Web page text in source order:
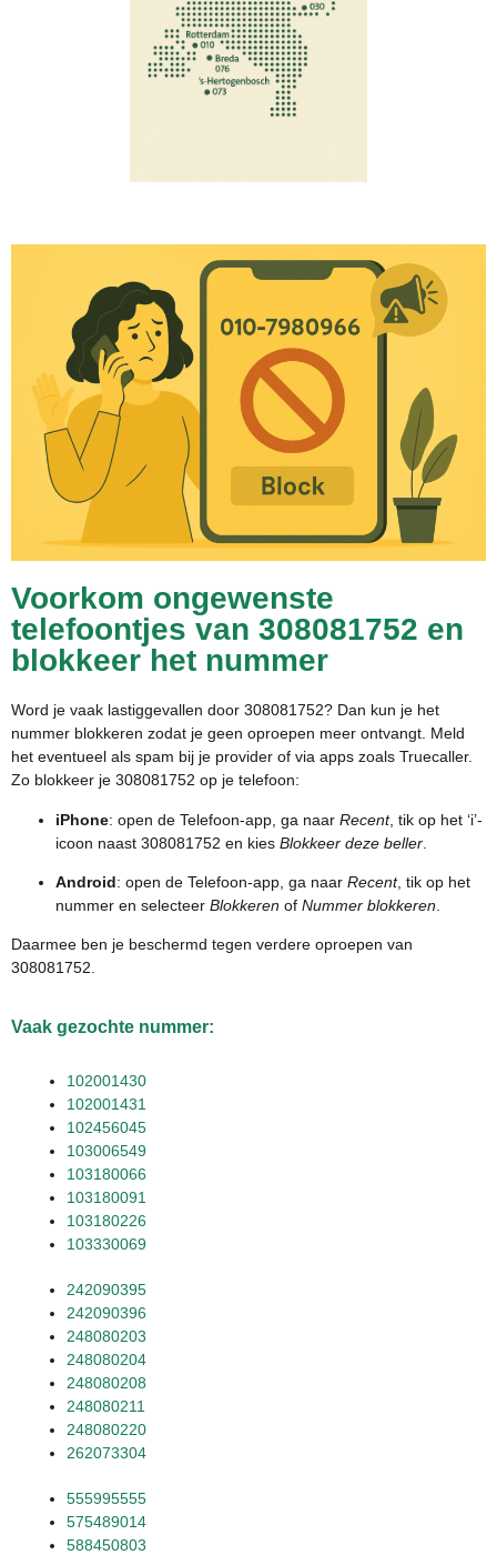
Voorkom ongewenste
telefoontjes van 308081752 en
blokkeer het nummer
Word je vaak lastiggevallen door 308081752? Dan kun je het
nummer blokkeren zodat je geen oproepen meer ontvangt. Meld
het eventueel als spam bij je provider of via apps zoals Truecaller.
Zo blokkeer je 308081752 op je telefoon:
iPhone: open de Telefoon-app, ga naar Recent, tik op het ‘i’-
icoon naast 308081752 en kies Blokkeer deze beller
Android: open de Telefoon-app, ga naar Recent, tik op het
nummer en selecteer Blokkeren of Nummer blokkeren
Daarmee ben je beschermd tegen verdere oproepen van
308081752.
Vaak gezochte nummer:
102001430
102001431
102456045
103006549
103180066
103180091
103180226
103330069
242090395
242090396
248080203
248080204
248080208
248080211
248080220
262073304
555995555
575489014
588450803